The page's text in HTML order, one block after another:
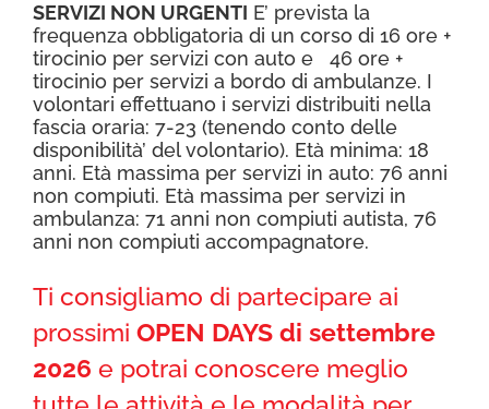
SERVIZI NON URGENTI E’ prevista la
frequenza obbligatoria di un corso di 16 ore +
tirocinio per servizi con auto e 46 ore +
tirocinio per servizi a bordo di ambulanze. I
volontari effettuano i servizi distribuiti nella
fascia oraria: 7-23 (tenendo conto delle
disponibilità’ del volontario). Età minima: 18
anni. Età massima per servizi in auto: 76 anni
non compiuti. Età massima per servizi in
ambulanza: 71 anni non compiuti autista, 76
anni non compiuti accompagnatore.
Ti consigliamo di partecipare ai
prossimi OPEN DAYS di settembre
2026 e potrai conoscere meglio